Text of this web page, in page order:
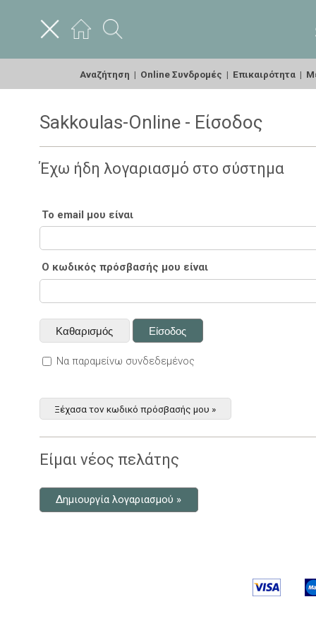
Αναζήτηση | Online Συνδρομές | Επικαιρότητα |
Sakkoulas-Online - Είσοδος
Έχω ήδη λογαριασμό στο σύστημα
Το email μου είναι
Ο κωδικός πρόσβασής μου είναι
Να παραμείνω συνδεδεμένος
Ξέχασα τον κωδικό πρόσβασής μου »
Είμαι νέος πελάτης
Δημιουργία λογαριασμού »